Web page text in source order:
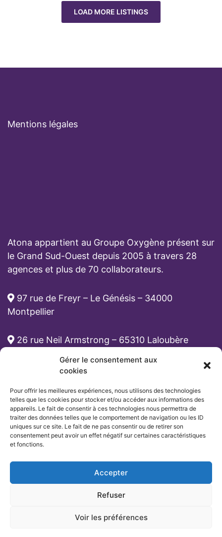
Gérer le consentement aux
cookies
Pour offrir les meilleures expériences, nous utilisons des technologies
telles que les cookies pour stocker et/ou accéder aux informations des
appareils. Le fait de consentir à ces technologies nous permettra de
traiter des données telles que le comportement de navigation ou les ID
uniques sur ce site. Le fait de ne pas consentir ou de retirer son
consentement peut avoir un effet négatif sur certaines caractéristiques
et fonctions.
Accepter
Refuser
Voir les préférences
LOAD MORE LISTINGS
Mentions légales
Atona appartient au Groupe Oxygène présent sur
le Grand Sud-Ouest depuis 2005 à travers 28
agences et plus de 70 collaborateurs.
97 rue de Freyr – Le Génésis – 34000
Montpellier
26 rue Neil Armstrong – 65310 Laloubère
cabinet-rh@atona.fr
05 33 89 39 62